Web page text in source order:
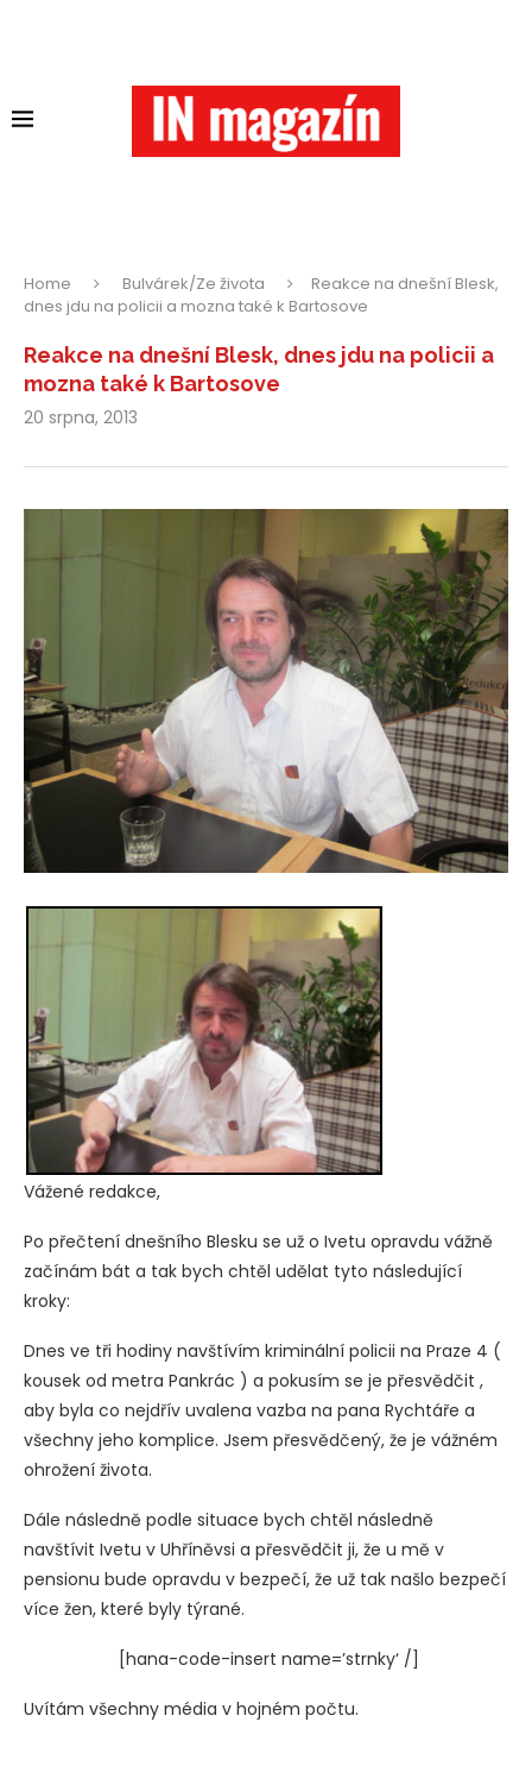
Home Bulvárek/Ze života
Reakce na dnešní Blesk,
dnes jdu na policii a mozna také k Bartosove
Reakce na dnešní Blesk, dnes jdu na policii a
mozna také k Bartosove
20 srpna, 2013
Vážené redakce,
Po přečtení dnešního Blesku se už o Ivetu opravdu vážně
začínám bát a tak bych chtěl udělat tyto následující
kroky:
Dnes ve tři hodiny navštívím kriminální policii na Praze 4 (
kousek od metra Pankrác ) a pokusím se je přesvědčit ,
aby byla co nejdřív uvalena vazba na pana Rychtáře a
všechny jeho komplice. Jsem přesvědčený, že je vážném
ohrožení života.
Dále následně podle situace bych chtěl následně
navštívit Ivetu v Uhříněvsi a přesvědčit ji, že u mě v
pensionu bude opravdu v bezpečí, že už tak našlo bezpečí
více žen, které byly týrané.
[hana-code-insert name=’strnky‘ /]
Uvítám všechny média v hojném počtu.